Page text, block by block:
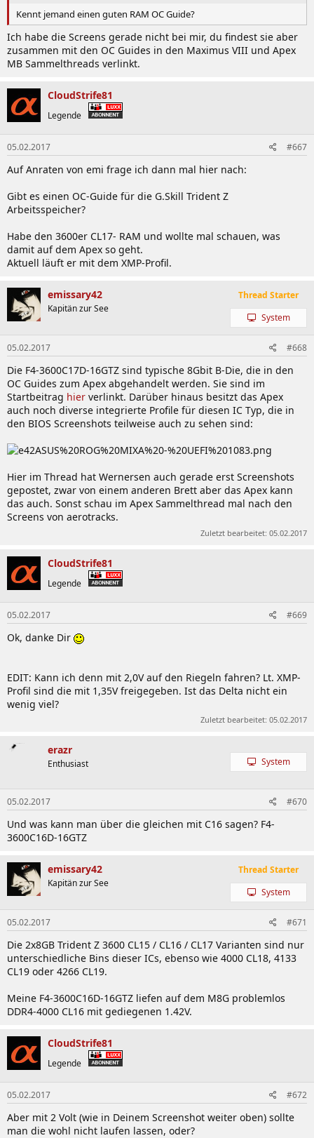
Kennt jemand einen guten RAM OC Guide?
Ich habe die Screens gerade nicht bei mir, du findest sie aber
zusammen mit den OC Guides in den Maximus VIII und Apex
MB Sammelthreads verlinkt.
CloudStrife81
Legende
05.02.2017 #667
Auf Anraten von emi frage ich dann mal hier nach:
Gibt es einen OC-Guide für die G.Skill Trident Z
Arbeitsspeicher?
Habe den 3600er CL17- RAM und wollte mal schauen, was
damit auf dem Apex so geht.
Aktuell läuft er mit dem XMP-Profil.
emissary42
Kapitän zur See
Thread Starter
System
05.02.2017 #668
Die F4-3600C17D-16GTZ sind typische 8Gbit B-Die, die in den
OC Guides zum Apex abgehandelt werden. Sie sind im
Startbeitrag hier verlinkt. Darüber hinaus besitzt das Apex
auch noch diverse integrierte Profile für diesen IC Typ, die in
den BIOS Screenshots teilweise auch zu sehen sind:
Hier im Thread hat Wernersen auch gerade erst Screenshots
gepostet, zwar von einem anderen Brett aber das Apex kann
das auch. Sonst schau im Apex Sammelthread mal nach den
Screens von aerotracks.
Zuletzt bearbeitet: 05.02.2017
CloudStrife81
Legende
05.02.2017 #669
Ok, danke Dir
EDIT: Kann ich denn mit 2,0V auf den Riegeln fahren? Lt. XMP-
Profil sind die mit 1,35V freigegeben. Ist das Delta nicht ein
wenig viel?
Zuletzt bearbeitet: 05.02.2017
erazr
Enthusiast System
05.02.2017 #670
Und was kann man über die gleichen mit C16 sagen? F4-
3600C16D-16GTZ
emissary42
Kapitän zur See
Thread Starter
System
05.02.2017 #671
Die 2x8GB Trident Z 3600 CL15 / CL16 / CL17 Varianten sind nur
unterschiedliche Bins dieser ICs, ebenso wie 4000 CL18, 4133
CL19 oder 4266 CL19.
Meine F4-3600C16D-16GTZ liefen auf dem M8G problemlos
DDR4-4000 CL16 mit gediegenen 1.42V.
CloudStrife81
Legende
05.02.2017 #672
Aber mit 2 Volt (wie in Deinem Screenshot weiter oben) sollte
man die wohl nicht laufen lassen, oder?